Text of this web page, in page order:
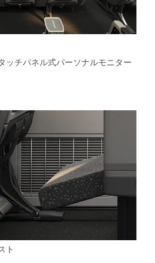
ッチパネル式パーソナルモニター
ト